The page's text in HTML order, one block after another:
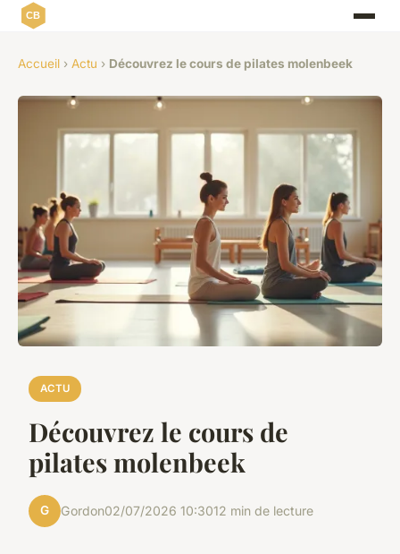
Accueil › Actu › Découvrez le cours de pilates molenbeek
ACTU
Découvrez le cours de
pilates molenbeek
G Gordon02/07/2026 10:3012 min de lecture